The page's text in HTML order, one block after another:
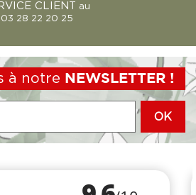
CLIENT
au
03 28 22 20 25
à notre NEWSLETTER !